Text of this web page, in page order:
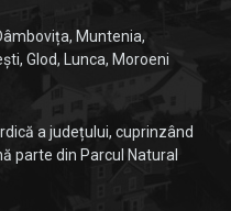
Muntenia,
Glod, Lunca, Moroeni
a județului, cuprinzând
parte din Parcul Natural